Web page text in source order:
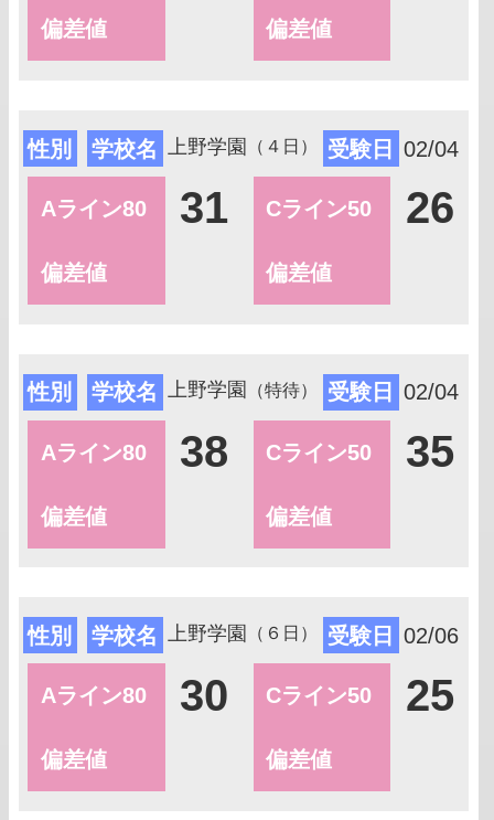
偏差値 偏差値
性別 学校名 上野学園 （４日） 受験日 02/04
Aライン80
偏差値
31 Cライン50
偏差値
26
性別 学校名 上野学園 （特待） 受験日 02/04
Aライン80
偏差値
38 Cライン50
偏差値
35
性別 学校名 上野学園 （６日） 受験日 02/06
Aライン80
偏差値
30 Cライン50
偏差値
25